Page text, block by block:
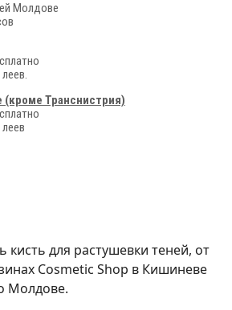
Молдове
(кроме Транснистрия)
кисть для растушевки теней, от
Cosmetic Shop в Кишиневе
Молдове.